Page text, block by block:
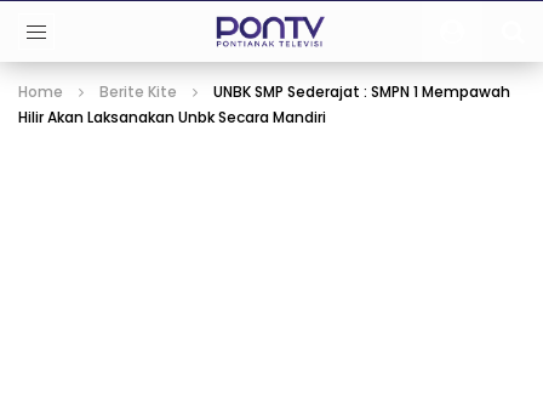
Home Berite Kite
UNBK SMP Sederajat : SMPN 1 Mempawah
Hilir Akan Laksanakan Unbk Secara Mandiri